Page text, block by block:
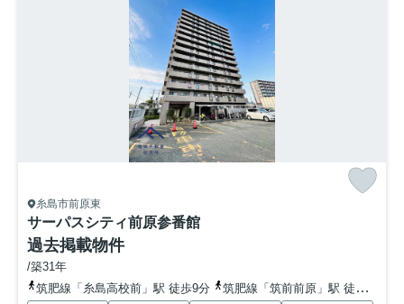
糸島市前原東
サーパスシティ前原参番館
過去掲載物件
/築31年
筑肥線「糸島高校前」駅 徒歩9分
筑肥線「筑前前原」駅 徒歩14分